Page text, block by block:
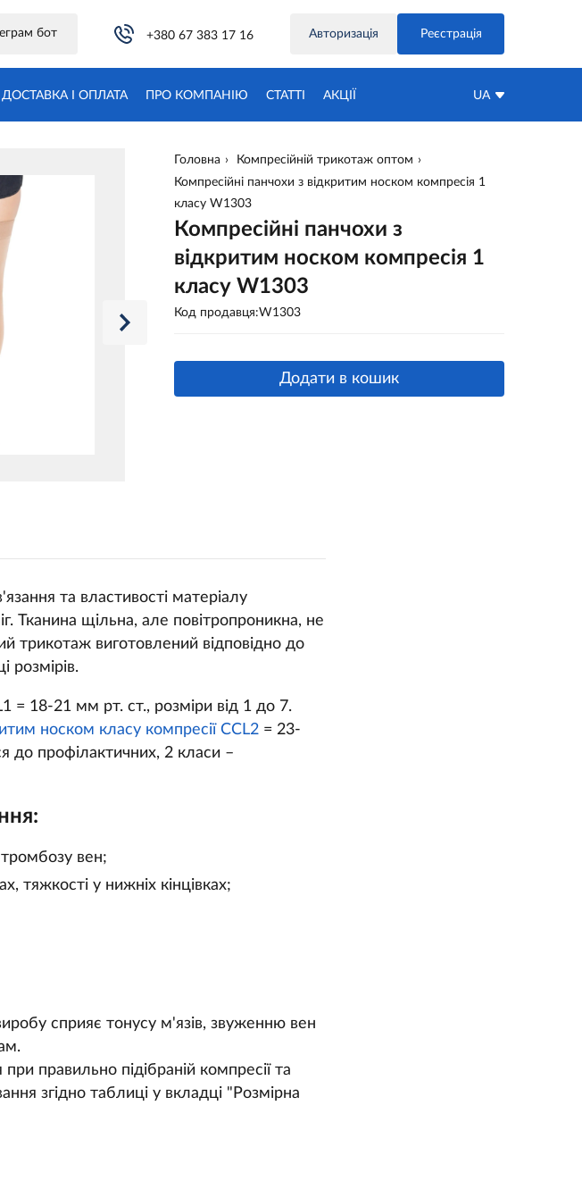
бот +380 67 383 17 16 Авторизація Реєстрація
ДОСТАВКА І ОПЛАТА ПРО КОМПАНІЮ СТАТТІ АКЦIЇ UA
Головна
Компресійній трикотаж оптом
Компресійні панчохи з відкритим носком компресія 1
класу W1303
Компресійні панчохи з
відкритим носком компресія 1
класу W1303
Код продавця:W1303
Додати в кошик
та властивості матеріалу
Тканина щільна, але повітропроникна, не
трикотаж виготовлений відповідно до
розмірів.
= 18-21 мм рт. ст., розміри від 1 до 7.
носком класу компресії CCL2 = 23-
до профілактичних, 2 класи –
тромбозу вен;
тяжкості у нижніх кінцівках;
сприяє тонусу м'язів, звуженню вен
правильно підібраній компресії та
згідно таблиці у вкладці "Розмірна